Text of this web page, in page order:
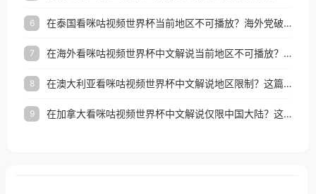
6 在泰国看咪咕视频世界杯当前地区不可播放？海外党破局看中文解说赛事指南
7 在海外看咪咕视频世界杯中文解说当前地区不可播放？这篇指南帮你搞定所有体育赛事直播难题
8 在澳大利亚看咪咕视频世界杯中文解说地区限制？这篇指南帮你搞定海外观赛难题
9 在加拿大看咪咕视频世界杯中文解说仅限中国大陆？这篇指南帮你轻松解锁中文解说和赛事直播